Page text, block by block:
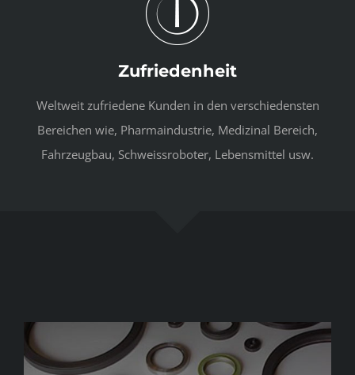
Zufriedenheit
Weltweit zufriedene Kunden in den verschiedensten
Bereichen wie, Pharmaindustrie, Medizinal Bereich,
Fahrzeugbau, Schweissroboter, Lebensmittel usw.